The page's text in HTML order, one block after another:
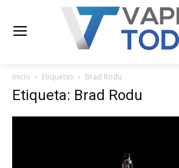
Inicio Etiquetas Brad Rodu
Etiqueta: Brad Rodu